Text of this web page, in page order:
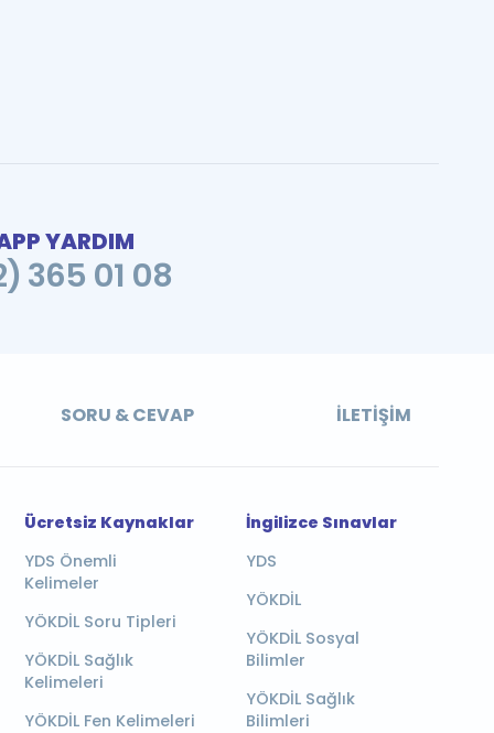
YARDIM
365 01 08
SORU & CEVAP İLETIŞIM
Ücretsiz Kaynaklar
YDS Önemli
Kelimeler
YÖKDİL Soru Tipleri
YÖKDİL Sağlık
Kelimeleri
YÖKDİL Fen Kelimeleri
İngilizce Sınavlar
YDS
YÖKDİL
YÖKDİL Sosyal
Bilimler
YÖKDİL Sağlık
Bilimleri